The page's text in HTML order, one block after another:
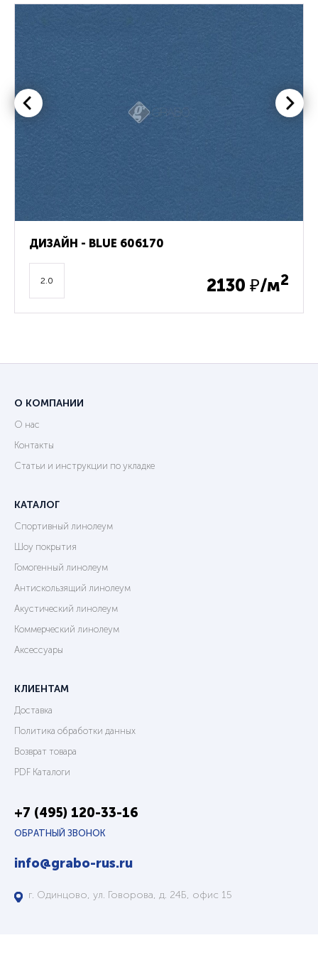
ДИЗАЙН - BLUE 606170
2.0 2130 ₽/м2
О КОМПАНИИ
О нас
Контакты
Статьи и инструкции по укладке
КАТАЛОГ
Спортивный линолеум
Шоу покрытия
Гомогенный линолеум
Антискользящий линолеум
Акустический линолеум
Коммерческий линолеум
Аксессуары
КЛИЕНТАМ
Доставка
Политика обработки данных
Возврат товара
PDF Каталоги
+7 (495) 120-33-16
ОБРАТНЫЙ ЗВОНОК
info@grabo-rus.ru
г. Одинцово, ул. Говорова, д. 24Б, офис 15